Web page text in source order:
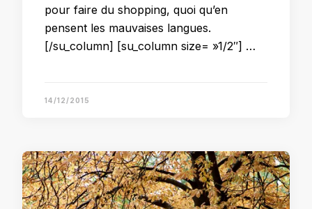
pour faire du shopping, quoi qu’en
pensent les mauvaises langues.
[/su_column] [su_column size= »1/2″] …
14/12/2015